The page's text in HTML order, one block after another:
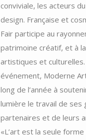
conviviale, les acteurs
design. Française et
Fair participe au
patrimoine créatif, et à
artistiques et culturelles.
événement, Moderne
long de l’année à
lumière le travail de ses
partenaires et de leurs
«L’art est la seule